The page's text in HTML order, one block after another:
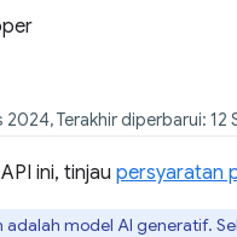
Terakhir diperbarui: 12
ini, tinjau persyaratan
adalah model AI generatif.